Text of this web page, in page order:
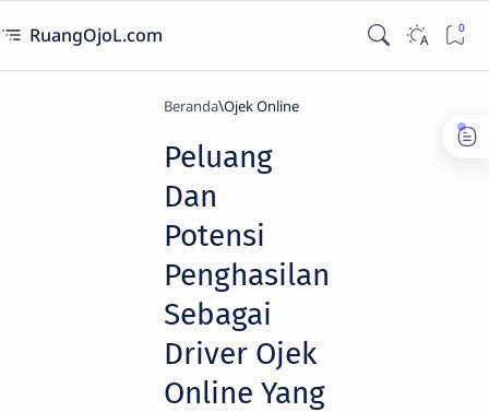
RuangOjoL.com
Beranda Ojek Online
Peluang
Dan
Potensi
Penghasilan
Sebagai
Driver Ojek
Online Yang